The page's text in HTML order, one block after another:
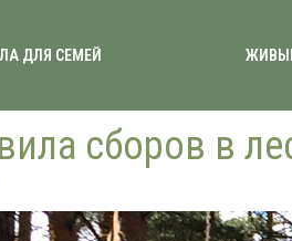
ДЛЯ СЕМЕЙ
сборов в